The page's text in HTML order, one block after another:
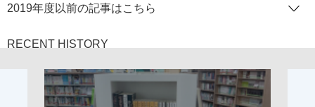
2019年度以前の記事はこちら
RECENT HISTORY